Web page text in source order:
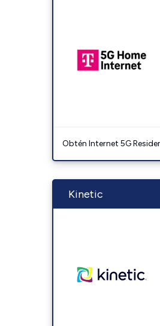
Obtén Internet 5G
Kinetic